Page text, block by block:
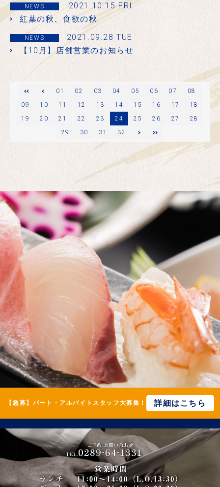
NEWS
2021.10.15 FRI
紅葉の秋、食欲の秋
NEWS
2021.09.28 TUE
【10月】店舗営業のお知らせ
01 02 03 04 05 06 07
08
09
10 11 12 13 14 15 16 17
18
19
20 21 22 23 24 25 26 27
28
29
30 31 32
次のページ
最後
【急募】パート・アルバイトスタッフ大募集！ 詳細はこちら